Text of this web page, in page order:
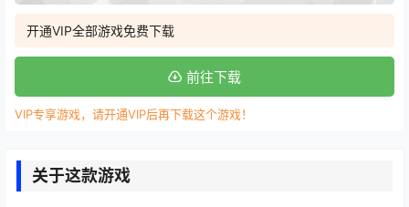
开通VIP全部游戏免费下载
前往下载
VIP专享游戏，请开通VIP后再下载这个游戏！
关于这款游戏